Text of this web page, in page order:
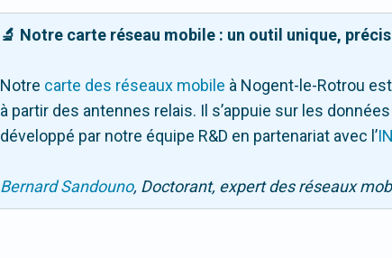
🔬 Notre carte réseau mobile : un outil unique,
Notre carte des réseaux mobile à Nogent-le-Rotrou
à partir des antennes relais. Il s’appuie sur les
développé par notre équipe R&D en partenariat avec l ’
Bernard Sandouno, Doctorant, expert des réseaux